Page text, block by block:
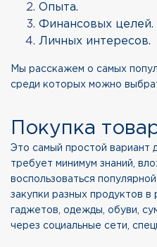
Опыта.
Финансовых целей.
Личных интересов.
Мы расскажем о самых
среди которых можно
Покупка
Это самый простой вариант
требует минимум знаний,
воспользоваться
закупки разных продуктов в
гаджетов, одежды, обуви,
через социальные сети,